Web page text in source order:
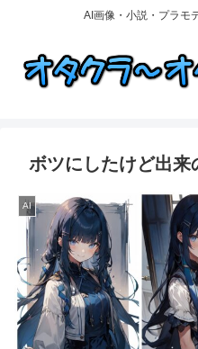
AI画像・小説・プラモ
ボツにしたけど出来
AI